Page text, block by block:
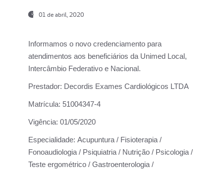
01 de abril, 2020
Informamos o novo credenciamento para
atendimentos aos beneficiários da Unimed Local,
Intercâmbio Federativo e Nacional.
Prestador: Decordis Exames Cardiológicos LTDA
Matrícula: 51004347-4
Vigência: 01/05/2020
Especialidade: Acupuntura / Fisioterapia /
Fonoaudiologia / Psiquiatria / Nutrição / Psicologia /
Teste ergométrico / Gastroenterologia /